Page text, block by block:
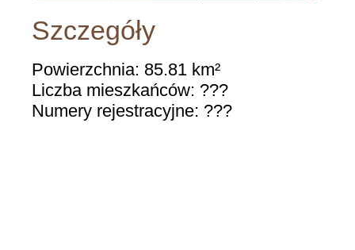
Szczegóły
Powierzchnia: 85.81 km²
Liczba mieszkańców: ???
Numery rejestracyjne: ???